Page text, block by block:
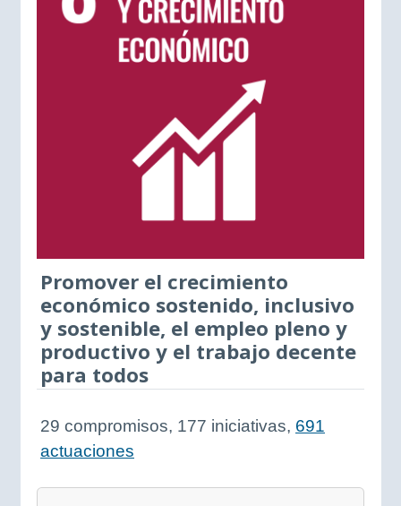
Promover el crecimiento
económico sostenido, inclusivo
y sostenible, el empleo pleno y
productivo y el trabajo decente
para todos
29 compromisos, 177 iniciativas, 691
actuaciones